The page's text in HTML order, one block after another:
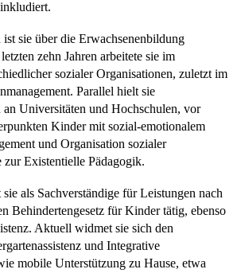
sie über die Erwachsenenbildung
zehn Jahren arbeitete sie im
sozialer Organisationen, zuletzt im
Parallel hielt sie
an Universitäten und Hochschulen, vor
Kinder mit sozial-emotionalem
und Organisation sozialer
Existentielle Pädagogik.
als Sachverständige für Leistungen nach
Behindertengesetz für Kinder tätig, ebenso
Aktuell widmet sie sich den
und Integrative
mobile Unterstützung zu Hause, etwa